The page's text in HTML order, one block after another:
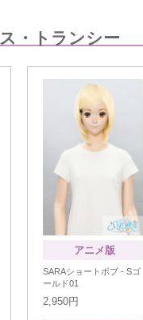
・トランシー
アニメ版
SARAショートボブ - Sゴ
ールド01
2,950円